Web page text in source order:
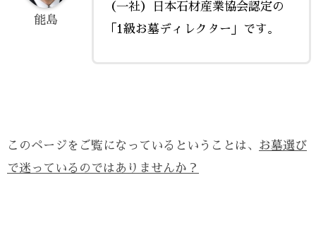
（一社）日本石材産業協会認定の
「1級お墓ディレクター」です。
能島
このページをご覧になっているということは、 お墓選び
で迷っているのではありませんか？